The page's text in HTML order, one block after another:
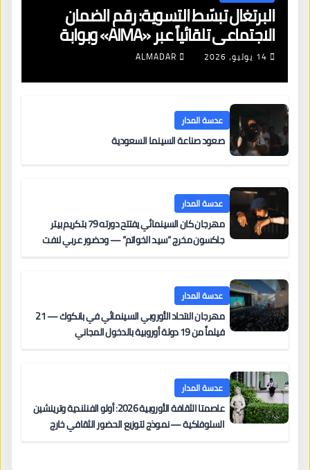
البرتغال تبسّط التسوية: رقم الضمان
الاجتماعي تلقائياً عبر «AIMA» وبوابة
جديدة لتجديد الإقامات
14 يوليو، 2026 ALMADAR
عدسة المدار
صعود صناعة السينما السعودية
عدسة المدار
مهرجان كان السينمائي يفتتح دورته 79 بتكريم بيتر
جاكسون مخرج “سيد الخواتم” — وحضور عربي لافت
عدسة المدار
مهرجان الاتحاد الأوروبي السينمائي في بانكوك — 21
فيلماً من 19 دولة أوروبية بالدخول المجاني
عدسة المدار
عاصمتا الثقافة الأوروبية 2026: أولو الفنلندية وترينشين
السلوفاكية — نموذج لتوزيع الحضور الثقافي خارج